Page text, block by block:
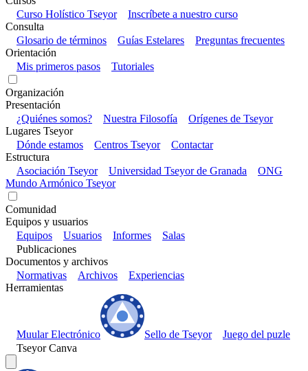
Curso Holístico Tseyor
Inscríbete a nuestro curso
Consulta
Glosario de términos
Guías Estelares
Preguntas frecuentes
Orientación
Mis primeros pasos
Tutoriales
Organización
Presentación
¿Quiénes somos?
Nuestra Filosofía
Orígenes de Tseyor
Lugares Tseyor
Dónde estamos
Centros Tseyor
Contactar
Estructura
Asociación Tseyor
Universidad Tseyor de Granada
ONG
Mundo Armónico Tseyor
Comunidad
Equipos y usuarios
Equipos
Usuarios Informes
Salas
Publicaciones
Documentos y archivos
Normativas
Archivos
Experiencias
Herramientas
Muular Electrónico Sello de Tseyor
Juego del puzle
Tseyor Canva